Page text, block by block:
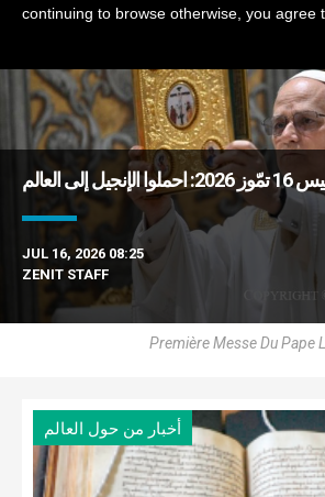
DERNIÈRES NOUVELLES
إلى العالم
JUL 16, 2026 08:25
ZENIT STAFF
Première Messe Du Pape
أخبار من حول العالم
continuing to browse otherwise, you agree